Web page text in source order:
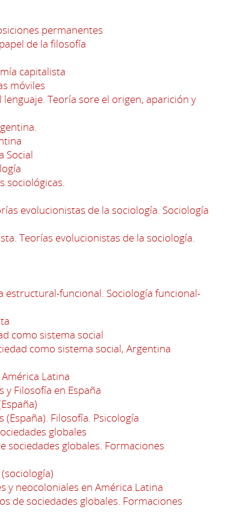
permanentes
de la filosofía
capitalista
móviles
Teoría sore el origen, aparición y
Social
sociológicas.
evolucionistas de la sociología. Sociología
Teorías evolucionistas de la sociología.
estructural-funcional. Sociología funcional-
como sistema social
como sistema social, Argentina
Latina
y Filosofía en España
Filosofía. Psicología
globales
sociedades globales. Formaciones
y neocoloniales en América Latina
de sociedades globales. Formaciones